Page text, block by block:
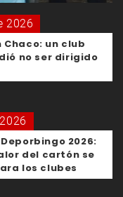
2026
Chaco: un club
no ser dirigido
2026:
del cartón se
los clubes